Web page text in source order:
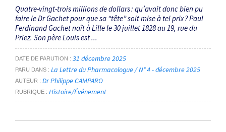
Quatre-vingt-trois millions de dollars : qu’avait donc bien pu
faire le Dr Gachet pour que sa “tête” soit mise à tel prix ? Paul
Ferdinand Gachet naît à Lille le 30 juillet 1828 au 19, rue du
Priez. Son père Louis est ...
DATE DE PARUTION 31 décembre 2025
PARU DANS La Lettre du Pharmacologue / N° 4 - décembre 2025
AUTEUR Dr Philippe CAMPARO
RUBRIQUE Histoire/Événement